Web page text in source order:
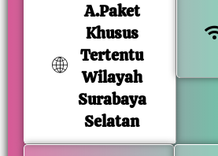
A.Paket
Khusus
Tertentu
Wilayah
Surabaya
Selatan